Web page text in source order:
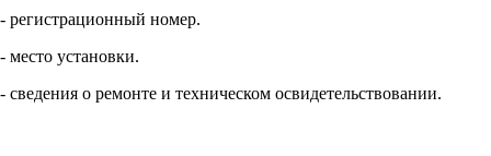
- регистрационный номер.
- место установки.
- сведения о ремонте и техническом освидетельствовании.